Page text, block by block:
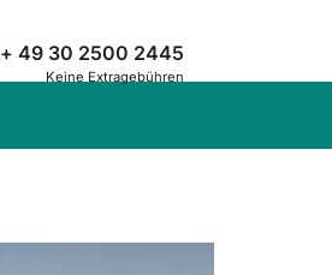
+ 49 30 2500 2445
Keine Extragebühren